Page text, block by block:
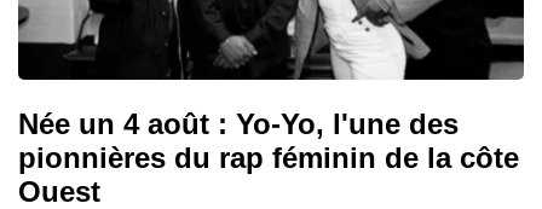
Née un 4 août : Yo-Yo, l'une des
pionnières du rap féminin de la côte
Ouest